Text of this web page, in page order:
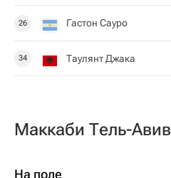
26 Гастон Сауро
34 Таулянт Джака
Маккаби Тель-Авив
На поле